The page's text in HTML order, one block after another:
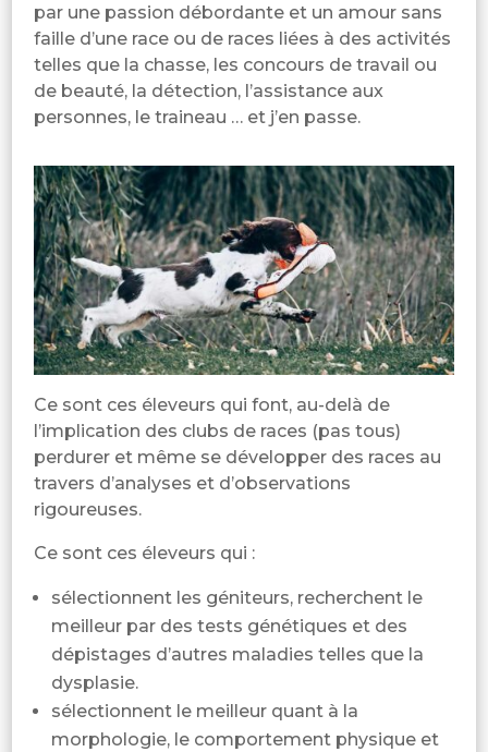
par une passion débordante et un amour sans
faille d’une race ou de races liées à des activités
telles que la chasse, les concours de travail ou
de beauté, la détection, l’assistance aux
personnes, le traineau … et j’en passe.
Ce sont ces éleveurs qui font, au-delà de
l’implication des clubs de races (pas tous)
perdurer et même se développer des races au
travers d’analyses et d’observations
rigoureuses.
Ce sont ces éleveurs qui :
sélectionnent les géniteurs, recherchent le
meilleur par des tests génétiques et des
dépistages d’autres maladies telles que la
dysplasie.
sélectionnent le meilleur quant à la
morphologie, le comportement physique et